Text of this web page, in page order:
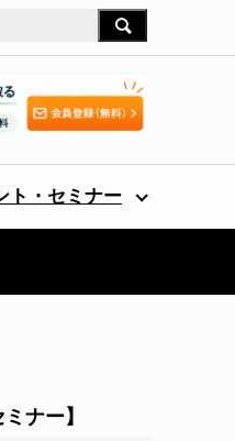
ト・セミナー
ナー】